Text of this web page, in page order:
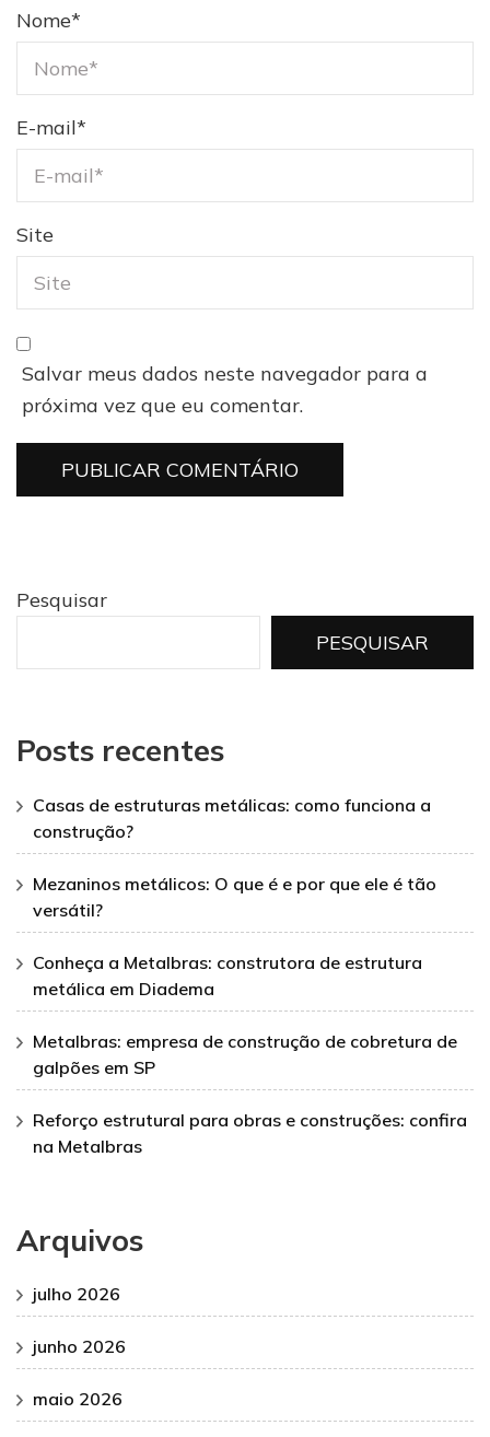
Nome*
E-mail*
Site
Salvar meus dados neste navegador para a
próxima vez que eu comentar.
Pesquisar
PESQUISAR
Posts recentes
Casas de estruturas metálicas: como funciona a
construção?
Mezaninos metálicos: O que é e por que ele é tão
versátil?
Conheça a Metalbras: construtora de estrutura
metálica em Diadema
Metalbras: empresa de construção de cobretura de
galpões em SP
Reforço estrutural para obras e construções: confira
na Metalbras
Arquivos
julho 2026
junho 2026
maio 2026